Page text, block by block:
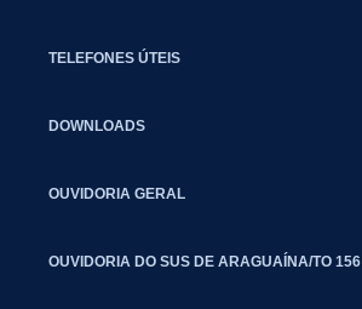
TELEFONES ÚTEIS
DOWNLOADS
OUVIDORIA GERAL
OUVIDORIA DO SUS DE ARAGUAÍNA/TO 156